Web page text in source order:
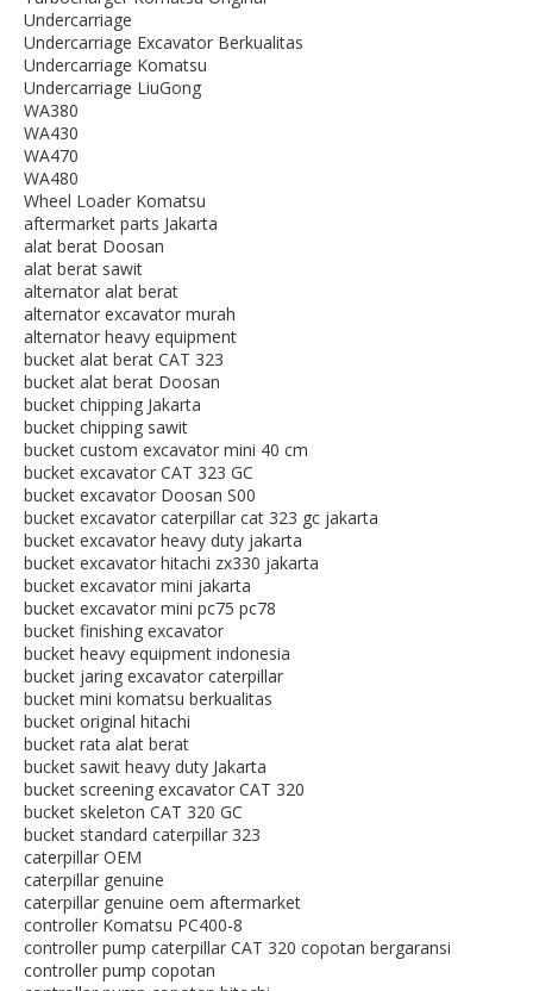
Undercarriage
Undercarriage Excavator Berkualitas
Undercarriage Komatsu
Undercarriage LiuGong
WA380
WA430
WA470
WA480
Wheel Loader Komatsu
aftermarket parts Jakarta
alat berat Doosan
alat berat sawit
alternator alat berat
alternator excavator murah
alternator heavy equipment
bucket alat berat CAT 323
bucket alat berat Doosan
bucket chipping Jakarta
bucket chipping sawit
bucket custom excavator mini 40 cm
bucket excavator CAT 323 GC
bucket excavator Doosan S00
bucket excavator caterpillar cat 323 gc jakarta
bucket excavator heavy duty jakarta
bucket excavator hitachi zx330 jakarta
bucket excavator mini jakarta
bucket excavator mini pc75 pc78
bucket finishing excavator
bucket heavy equipment indonesia
bucket jaring excavator caterpillar
bucket mini komatsu berkualitas
bucket original hitachi
bucket rata alat berat
bucket sawit heavy duty Jakarta
bucket screening excavator CAT 320
bucket skeleton CAT 320 GC
bucket standard caterpillar 323
caterpillar OEM
caterpillar genuine
caterpillar genuine oem aftermarket
controller Komatsu PC400-8
controller pump caterpillar CAT 320 copotan bergaransi
controller pump copotan